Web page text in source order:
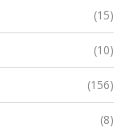
(15)
(10)
(156)
(8)